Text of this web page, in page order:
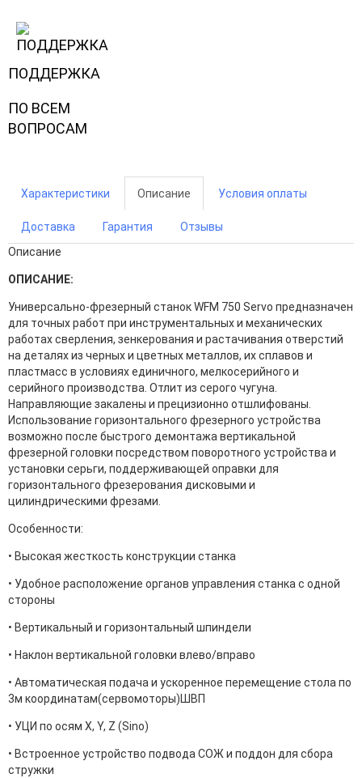
ПОДДЕРЖКА
ПО ВСЕМ
ВОПРОСАМ
Характеристики Описание Условия оплаты
Доставка Гарантия
Отзывы
Описание
ОПИСАНИЕ:
Универсально-фрезерный станок WFM 750 Servo предназначен
для точных работ при инструментальных и механических
работах сверления, зенкерования и растачивания отверстий
на деталях из черных и цветных металлов, их сплавов и
пластмасс в условиях единичного, мелкосерийного и
серийного производства. Отлит из серого чугуна.
Направляющие закалены и прецизионно отшлифованы.
Использование горизонтального фрезерного устройства
возможно после быстрого демонтажа вертикальной
фрезерной головки посредством поворотного устройства и
установки серьги, поддерживающей оправки для
горизонтального фрезерования дисковыми и
цилиндрическими фрезами.
Особенности:
• Высокая жесткость конструкции станка
• Удобное расположение органов управления станка с одной
стороны
• Вертикальный и горизонтальный шпиндели
• Наклон вертикальной головки влево/вправо
• Автоматическая подача и ускоренное перемещение стола по
3м координатам(сервомоторы)ШВП
• УЦИ по осям X, Y, Z (Sino)
• Встроенное устройство подвода СОЖ и поддон для сбора
стружки